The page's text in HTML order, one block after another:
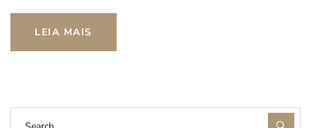
LEIA MAIS